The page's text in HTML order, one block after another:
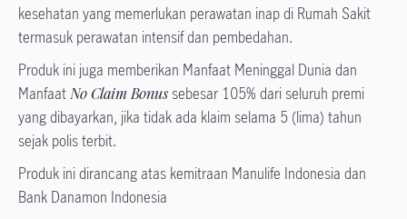
kesehatan yang memerlukan perawatan inap di Rumah Sakit
termasuk perawatan intensif dan pembedahan.
Produk ini juga memberikan Manfaat Meninggal Dunia dan
ManfaatNo Claim Bonussebesar 105% dari seluruh premi
yang dibayarkan, jika tidak ada klaim selama 5 (lima) tahun
sejak polis terbit.
Produk ini dirancang atas kemitraan Manulife Indonesia dan
Bank Danamon Indonesia